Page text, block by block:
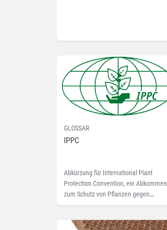
GLOSSAR
IPPC
Abkürzung für International Plant
Protection Convention, ein Abkommen
zum Schutz von Pflanzen gegen
Schädlinge. Lesen Sie hier mehr zum